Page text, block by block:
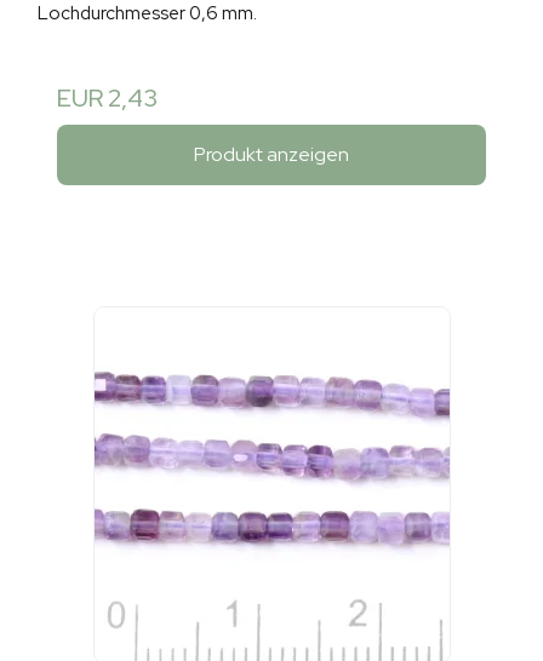
Lochdurchmesser 0,6 mm.
EUR 2,43
Produkt anzeigen